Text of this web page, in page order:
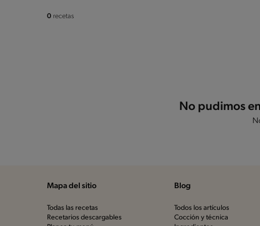
0 recetas
No pudimos
Mapa del sitio
Todas las recetas
Recetarios descargables
Blog
Todos los artículos
Cocción y técnica